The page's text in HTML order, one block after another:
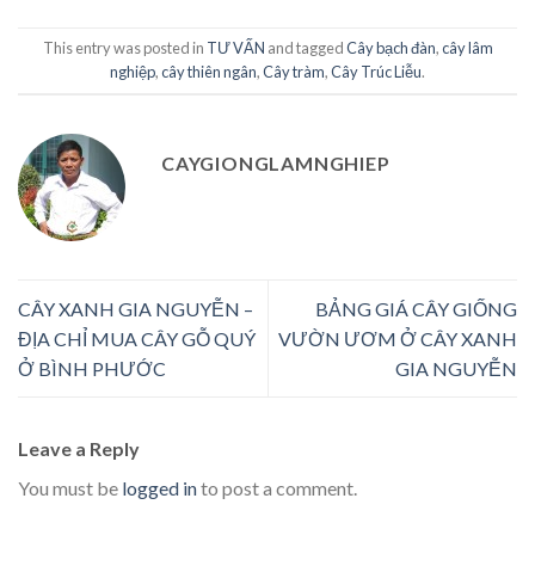
This entry was posted in TƯ VẤN and taggedCây bạch đàn,cây lâm
nghiệp,cây thiên ngân,Cây tràm,Cây Trúc Liễu.
CAYGIONGLAMNGHIEP
CÂY XANH GIA NGUYỄN –
ĐỊA CHỈ MUA CÂY GỖ QUÝ
Ở BÌNH PHƯỚC
BẢNG GIÁ CÂY GIỐNG
VƯỜN ƯƠM Ở CÂY XANH
GIA NGUYỄN
Leave a Reply
You must be logged into post a comment.